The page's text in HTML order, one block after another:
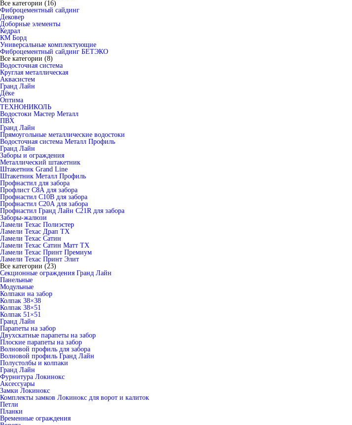
Все категории (16)
Фиброцементный сайдинг
Дековер
Доборные элементы
Кедрал
КМ Борд
Универсальные комплектующие
Фиброцементный сайдинг БЕТЭКО
Все категории (8)
Водосточная система
Круглая металлическая
Аквасистем
Гранд Лайн
Дёке
Оптима
ТЕХНОНИКОЛЬ
Водостоки Мастер Металл
ПВХ
Гранд Лайн
Прямоугольные металлические водостоки
Водосточная система Металл Профиль
Гранд Лайн
Заборы и ограждения
Металлический штакетник
Штакетник Grand Line
Штакетник Металл Профиль
Профнастил для забора
Профлист С8А для забора
Профнастил С10В для забора
Профнастил С20А для забора
Профнастил Гранд Лайн С21R для забора
Заборы-жалюзи
Ламели Техас Полиэстер
Ламели Техас Драп ТХ
Ламели Техас Сатин
Ламели Техас Сатин Матт ТХ
Ламели Техас Принт Премиум
Ламели Техас Принт Элит
Все категории (23)
Секционные ограждения Гранд Лайн
Панельные
Модульные
Колпаки на забор
Колпак 38×38
Колпак 38×51
Колпак 51×51
Гранд Лайн
Парапеты на забор
Двухскатные парапеты на забор
Плоские парапеты на забор
Волновой профиль для забора
Волновой профиль Гранд Лайн
Полустолбы и колпаки
Гранд Лайн
Фурнитура Локинокс
Аксессуары
Замки Локинокс
Комплекты замков Локинокс для ворот и калиток
Петли
Планки
Временные ограждения